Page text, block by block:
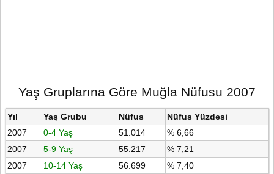
Yaş Gruplarına Göre Muğla Nüfusu 2007
Yıl Yaş Grubu Nüfus
Nüfus Yüzdesi
2007
0-4 Yaş 51.014
% 6,66
2007
5-9 Yaş 55.217
% 7,21
2007
10-14 Yaş 56.699
% 7,40